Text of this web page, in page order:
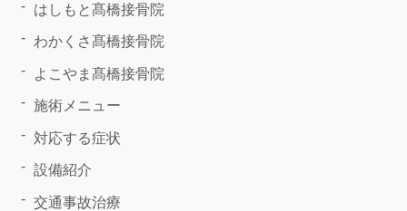
はしもと髙橋接骨院
わかくさ髙橋接骨院
よこやま髙橋接骨院
施術メニュー
対応する症状
設備紹介
交通事故治療